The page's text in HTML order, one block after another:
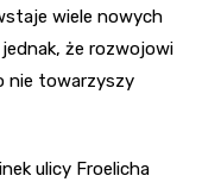
wiele nowych
że rozwojowi
nie towarzyszy
ulicy Froelicha